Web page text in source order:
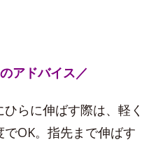
アドバイス／
らに伸ばす際は、軽く
でOK。指先まで伸ばす